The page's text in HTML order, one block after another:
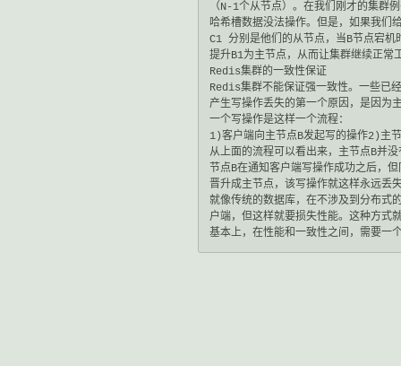
（N-1个从节点）。在我们刚才的集群
哈希槽数据没法操作。但是，如果我
C1 分别是他们的从节点，当B节点宕机
提升B1为主节点，从而让集群继续正常
Redis集群的一致性保证
Redis集群不能保证强一致性。一些已
产生写操作丢失的第一个原因，是因为
一个写操作是这样一个流程：
1)客户端向主节点B发起写的操作2)主
从上面的流程可以看出来，主节点B并
节点B在通知客户端写操作成功之后，
晋升成主节点，该写操作就这样永远丢
就像传统的数据库，在不涉及到分布式
户端，但这样就要损失性能。这种方式
基本上，在性能和一致性之间，需要一